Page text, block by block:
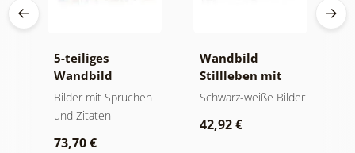
5-teiliges
Wandbild
Buchstaben
Home
Bilder mit Sprüchen
und Zitaten
73,70 €
Wandbild
Stillleben mit
Aufschrift Home
Schwarz-weiße Bilder
42,92 €